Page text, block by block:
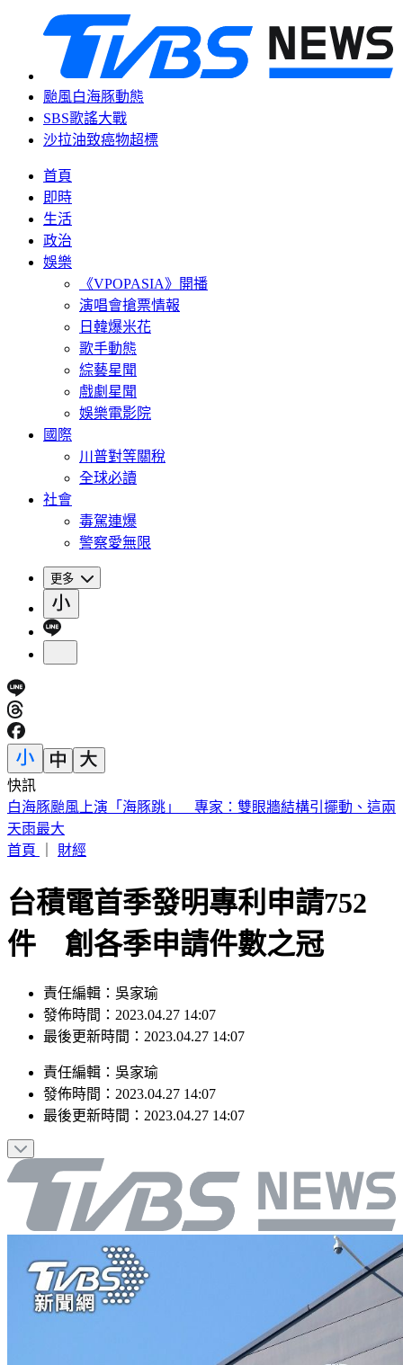
颱風白海豚動態
SBS歌謠大戰
沙拉油致癌物超標
首頁
即時
生活
政治
娛樂
《VPOPASIA》開播
演唱會搶票情報
日韓爆米花
歌手動態
綜藝星聞
戲劇星聞
娛樂電影院
國際
川普對等關稅
全球必讀
社會
毒駕連爆
警察愛無限
更多
快訊
台中今晚送肉粽！恰逢王功漁火節 喪家急喊「莫恐慌」曝送
煞路線
首頁
財經
台積電首季發明專利申請752
件 創各季申請件數之冠
責任編輯：吳家瑜
發佈時間：2023.04.27 14:07
最後更新時間：2023.04.27 14:07
責任編輯 ： 吳家瑜
發佈時間： 2023.04.27 14:07
最後更新時間： 2023.04.27 14:07